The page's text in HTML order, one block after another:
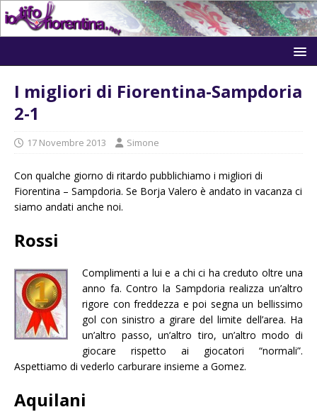
I migliori di Fiorentina-Sampdoria
2-1
17 Novembre 2013 Simone
Con qualche giorno di ritardo pubblichiamo i migliori di
Fiorentina – Sampdoria. Se Borja Valero è andato in vacanza ci
siamo andati anche noi.
Rossi
Complimenti a lui e a chi ci ha creduto oltre una
anno fa. Contro la Sampdoria realizza un’altro
rigore con freddezza e poi segna un bellissimo
gol con sinistro a girare del limite dell’area. Ha
un’altro passo, un’altro tiro, un’altro modo di
giocare rispetto ai giocatori “normali”.
Aspettiamo di vederlo carburare insieme a Gomez.
Aquilani